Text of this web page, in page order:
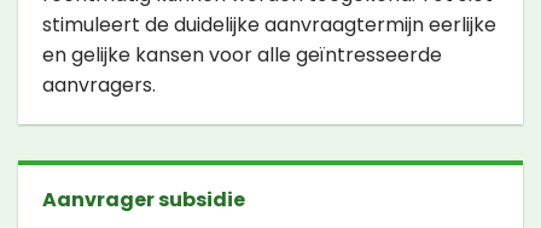
stimuleert de duidelijke aanvraagtermijn eerlijke
en gelijke kansen voor alle geïntresseerde
aanvragers.
Aanvrager subsidie